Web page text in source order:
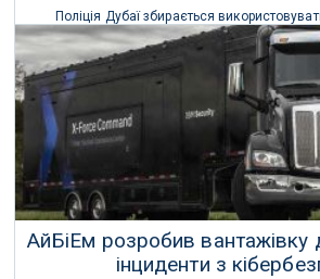
Поліція Дубаї збирається
доступу до важкодоступних районів,
підозрюваних і патрулювання
09 Листопада 2018 р.
АйБіЕм розробив вантажівку
інциденти з